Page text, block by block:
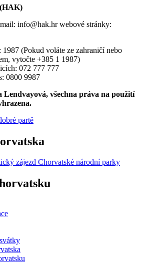
info@hak.hr webové stránky:
1987 (Pokud voláte ze zahraničí nebo
vytočte +385 1 1987)
072 777 777
0800 9987
všechna práva na použití
partě
zájezd Chorvatské národní parky